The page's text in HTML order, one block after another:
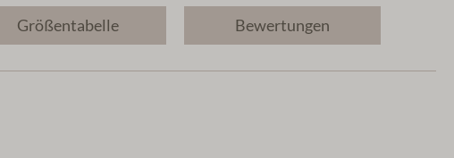
Größentabelle Bewertungen